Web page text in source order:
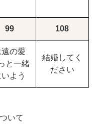
99 108
遠の愛
と一緒
よう
結婚してく
ださい
いて